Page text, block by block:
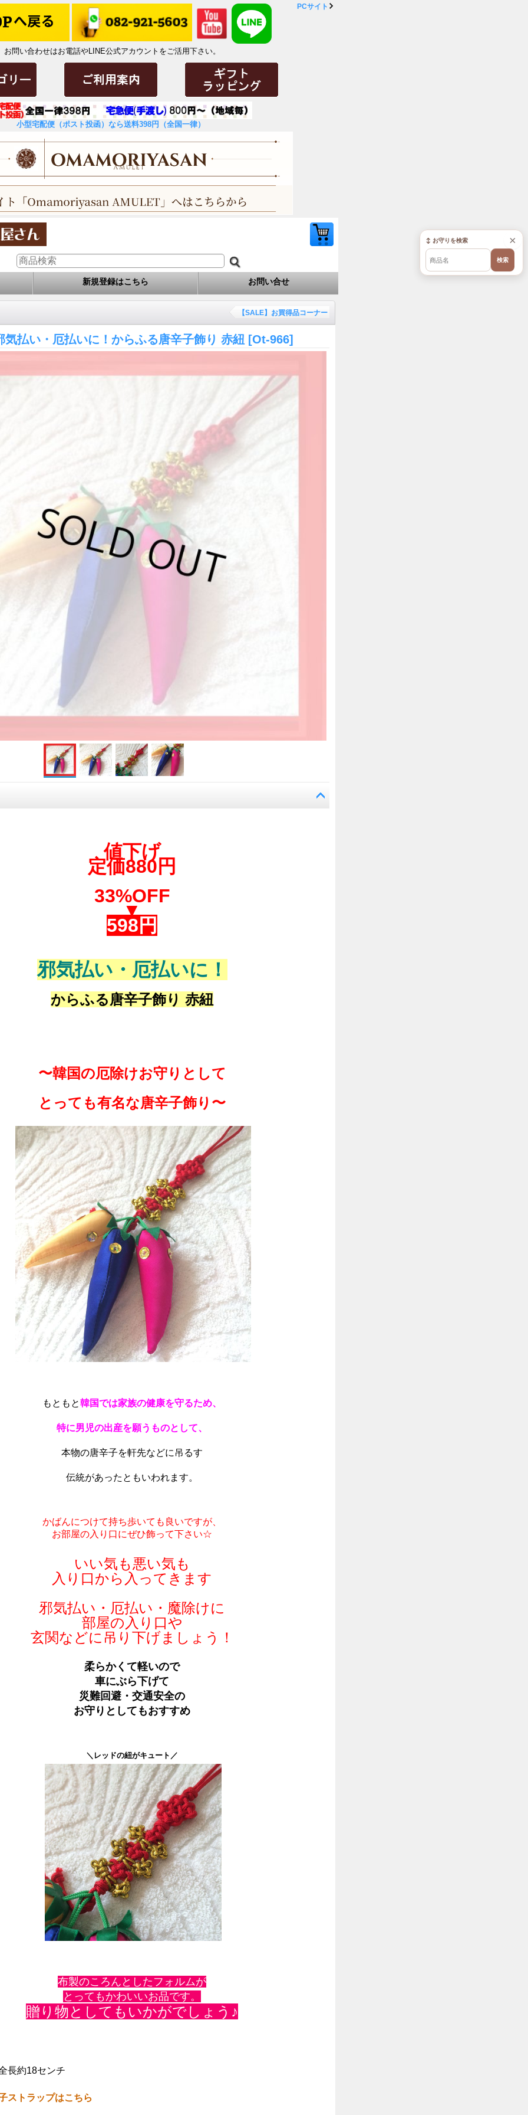
お問い合わせはお電話やLINE公式アカウントをご活用下さい。
小型宅配便（ポスト投函）なら送料398円（全国一律）
PCサイト
新規登録はこちら お問い合せ
【SALE】お買得品コーナー
気払い・厄払いに！からふる唐辛子飾り 赤紐 [Ot-966]
値下げ
定価880円
33%OFF
▼
598円
邪気払い・厄払いに！
からふる唐辛子飾り 赤紐
〜韓国の厄除けお守りとして
とっても有名な唐辛子飾り〜
もともと韓国では家族の健康を守るため、
特に男児の出産を願うものとして、
本物の唐辛子を軒先などに吊るす
伝統があったともいわれます。
かばんにつけて持ち歩いても良いですが、
お部屋の入り口にぜひ飾って下さい☆
いい気も悪い気も
入り口から入ってきます
邪気払い・厄払い・魔除けに
部屋の入り口や
玄関などに吊り下げましょう！
柔らかくて軽いので
車にぶら下げて
災難回避・交通安全の
お守りとしてもおすすめ
＼レッドの紐がキュート／
布製のころんとしたフォルムが
とってもかわいいお品です。
贈り物としてもいかがでしょう♪
約18センチ
ストラップはこちら
×
↕ お守りを検索
検索